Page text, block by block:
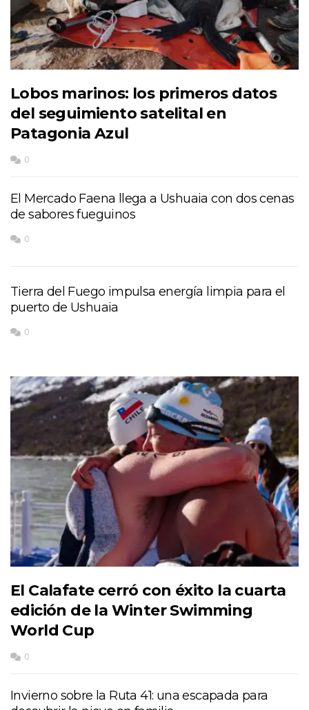
Lobos marinos: los primeros datos
del seguimiento satelital en
Patagonia Azul
0
El Mercado Faena llega a Ushuaia con dos cenas
de sabores fueguinos
0
Tierra del Fuego impulsa energía limpia para el
puerto de Ushuaia
0
El Calafate cerró con éxito la cuarta
edición de la Winter Swimming
World Cup
0
Invierno sobre la Ruta 41: una escapada para